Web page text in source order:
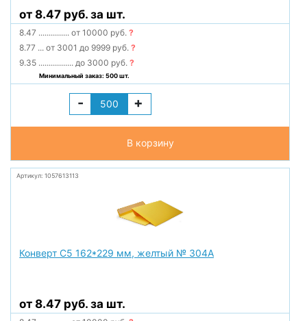
от 8.47 руб. за шт.
8.47 ............... от 10000 руб.?
8.77 ... от 3001 до 9999 руб.?
9.35 ................. до 3000 руб.?
Минимальный заказ: 500 шт.
- +
В корзину
Артикул: 1057613113
Конверт С5 162*229 мм, желтый № 304А
от 8.47 руб. за шт.